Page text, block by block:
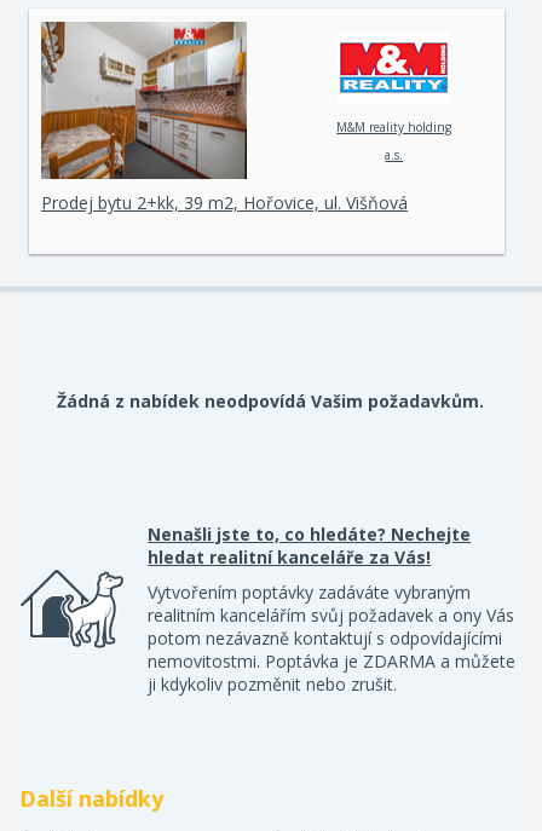
M&M reality holding
a.s.
Prodej bytu 2+kk, 39 m2, Hořovice, ul. Višňová
Žádná z nabídek neodpovídá Vašim požadavkům.
Nenašli jste to, co hledáte? Nechejte
hledat realitní kanceláře za Vás!
Vytvořením poptávky zadáváte vybraným
realitním kancelářím svůj požadavek a ony Vás
potom nezávazně kontaktují s odpovídajícími
nemovitostmi. Poptávka je ZDARMA a můžete
ji kdykoliv pozměnit nebo zrušit.
Další nabídky